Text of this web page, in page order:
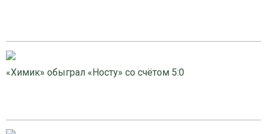
«Химик» обыграл «Носту» со счётом 5:0